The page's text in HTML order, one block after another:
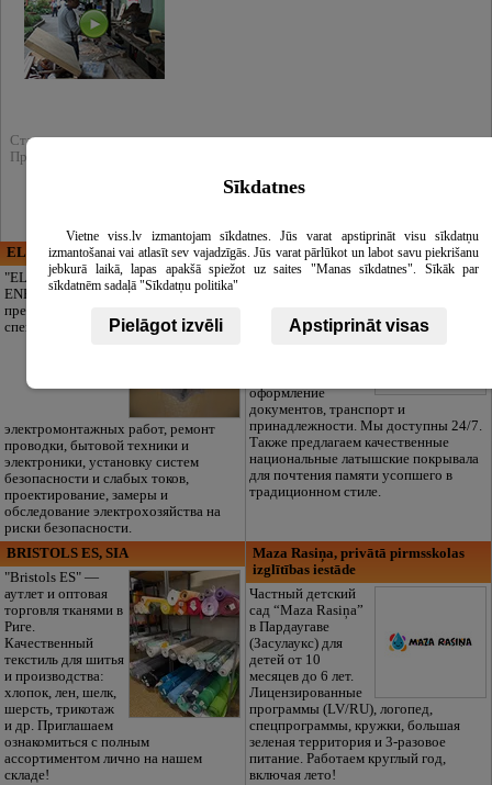
Статистика :
Продукт просмотрен: 7155
ELECTRIC ENERGY
"ELECTRIC
ENERGY Kandava"
предлагает полный
спектр
электромонтажных работ, ремонт
проводки, бытовой техники и
электроники, установку систем
безопасности и слабых токов,
проектирование, замеры и
обследование электрохозяйства на
риски безопасности.
CĒSU APBEDĪŠANAS
PAKALPOJUMI, SIA
лишних забот.
оформление
документов, транспорт и
принадлежности. Мы доступны 24/7.
Также предлагаем качественные
национальные латышские покрывала
для почтения памяти усопшего в
традиционном стиле.
BRISTOLS ES, SIA
"Bristols ES" —
аутлет и оптовая
торговля тканями в
Риге.
Качественный
текстиль для шитья
и производства:
хлопок, лен, шелк,
шерсть, трикотаж
и др. Приглашаем
ознакомиться с полным
ассортиментом лично на нашем
складе!
Maza Rasiņa, privātā pirmsskolas
izglītības iestāde
Частный детский
сад “Maza Rasiņa”
в Пардаугаве
(Засулаукс) для
детей от 10
месяцев до 6 лет.
Лицензированные
программы (LV/RU), логопед,
спецпрограммы, кружки, большая
зеленая территория и 3-разовое
питание. Работаем круглый год,
включая лето!
Sīkdatnes
Vietne viss.lv izmantojam sīkdatnes. Jūs varat apstiprināt visu sīkdatņu
izmantošanai vai atlasīt sev vajadzīgās. Jūs varat pārlūkot un labot savu piekrišanu
jebkurā laikā, lapas apakšā spiežot uz saites "Manas sīkdatnes". Sīkāk par
sīkdatnēm sadaļā "Sīkdatņu politika"
Pielāgot izvēli Apstiprināt visas